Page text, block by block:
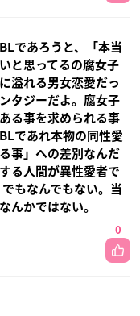
であろうと、「本当
と思ってるの腐女子
溢れる男女恋愛だっ
タジーだよ。腐女子
る事を求められる事
であれ本物の同性愛
事」への差別なんだ
る人間が異性愛者で
もなんでもない。当
んかではない。
0